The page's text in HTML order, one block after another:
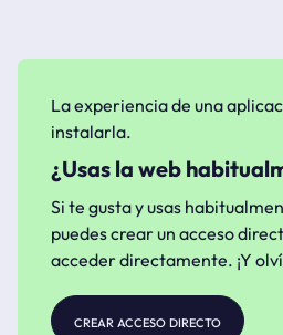
La experiencia de una
instalarla.
¿Usas la web
Si te gusta y usas
puedes crear un acceso
acceder directamente. ¡Y
crear acceso directo